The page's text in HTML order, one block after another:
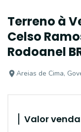
Terreno à
Celso
Rodoanel
Areias de Cima,
Valor venda